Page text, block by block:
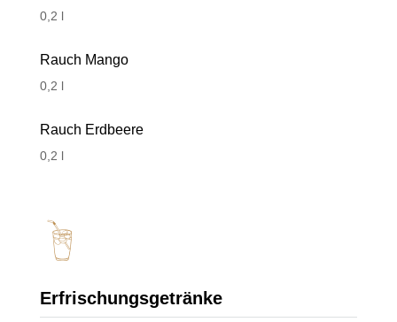
0,2 l
Rauch Mango
0,2 l
Rauch Erdbeere
0,2 l
Erfrischungsgetränke